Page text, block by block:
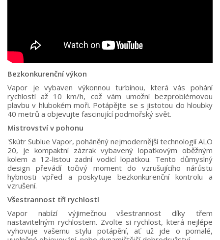
Bezkonkurenční výkon
Vapor je vybaven výkonnou turbínou, která vás pohání
rychlostí až 10 km/h, což vám umožní bezproblémovou
plavbu v hlubokém moři. Potápějte se s jistotou do hloubky
40 metrů a objevujte fascinující podmořský svět.
Mistrovství v pohonu
'Skútr Sublue Vapor, poháněný nejmodernější technologií ALO
20, je kompaktní zázrak vybavený lopatkovým oběžným
kolem a 12-listou zadní vodicí lopatkou. Tento důmyslný
design převádí točivý moment do vzrušujícího nárůstu
hybnosti vpřed a poskytuje bezkonkurenční kontrolu a
vzrušení.
Všestrannost tří rychlostí
Vapor nabízí výjimečnou všestrannost díky třem
nastavitelným rychlostem. Zvolte si rychlost, která nejlépe
vyhovuje vašemu stylu potápění, ať už jde o pomalé,